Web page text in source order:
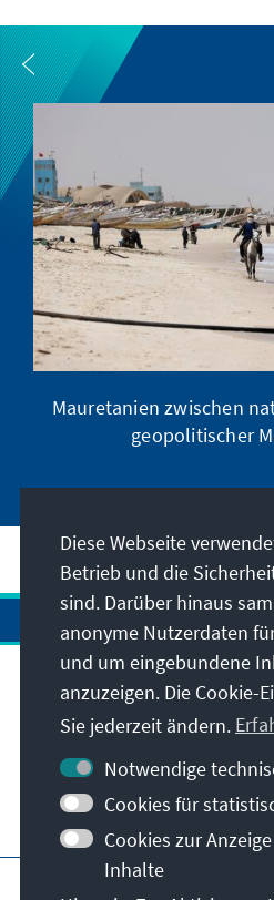
Mauretanien zwischen
geopolitischer
Anschrift
Kontakt
Besuchen Sie auch
Hauptseite der KAS
Diese Webseite
Betrieb und die
sind. Darüber hinaus
anonyme Nutzerdaten
und um eingebundene
anzuzeigen. Die Cookie-
Sie jederzeit ändern.
Notwendige
Cookies für
Cookies zur
Inhalte